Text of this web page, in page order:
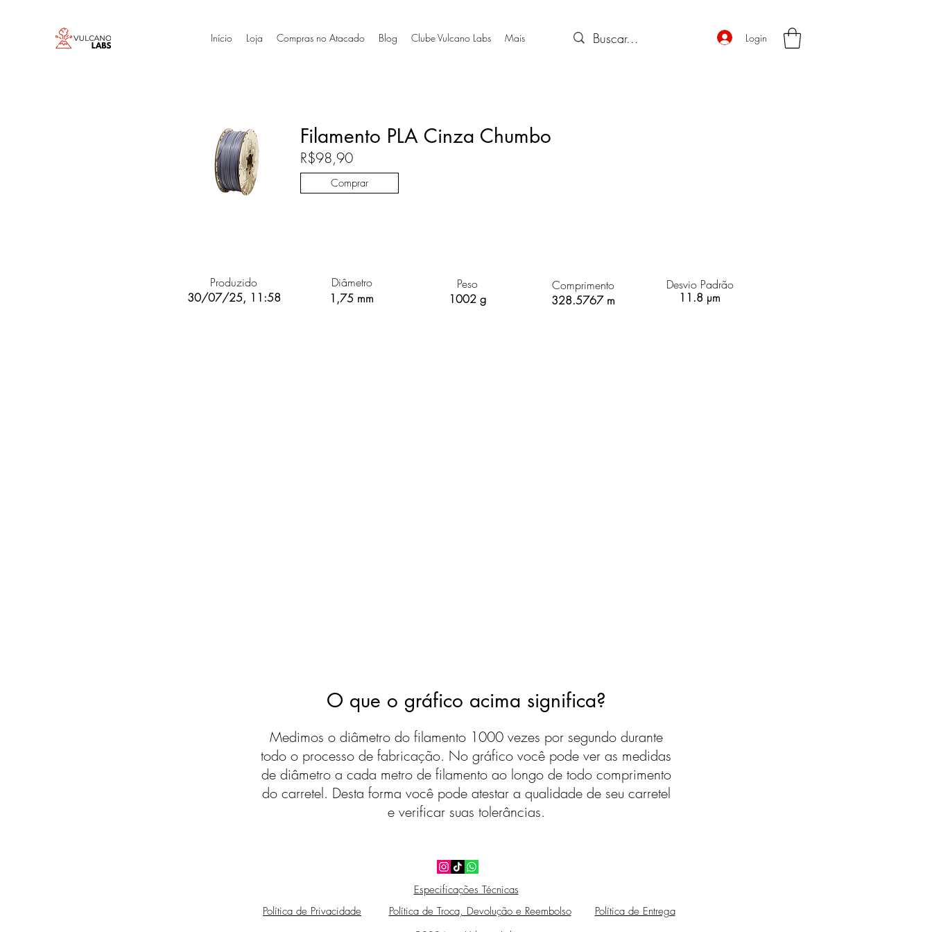
Início Loja Compras no Atacado Blog Clube Vulcano Labs Mais Login
Filamento PLA Cinza Chumbo
R$98,90
Comprar
Produzido
30/07/25, 11:58
Diâmetro
1,75 mm
Peso
1002 g
Comprimento
328.5767 m
Desvio Padrão
11.8 µm
O que o gráfico acima significa?
Medimos o diâmetro do filamento 1000 vezes por segundo durante
todo o processo de fabricação. No gráfico você pode ver as medidas
de diâmetro a cada metro de filamento ao longo de todo comprimento
do carretel. Desta forma você pode atestar a qualidade de seu carretel
e verificar suas tolerâncias.
Especificações Técnicas
Política de Privacidade
Política de Troca, Devolução e Reembolso Política de Entrega